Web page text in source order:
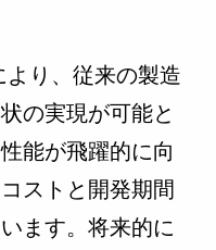
り、従来の製造
の実現が可能と
能が飛躍的に向
ストと開発期間
ます。将来的に